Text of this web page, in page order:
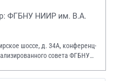
ФГБНУ НИИР им. В.А.
шоссе, д. 34А, конференц-
совета ФГБНУ